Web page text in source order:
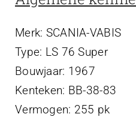
Contact
Merk: SCANIA-VABIS
Type: LS 76 Super
Bouwjaar: 1967
Kenteken: BB-38-83
Vermogen: 255 pk